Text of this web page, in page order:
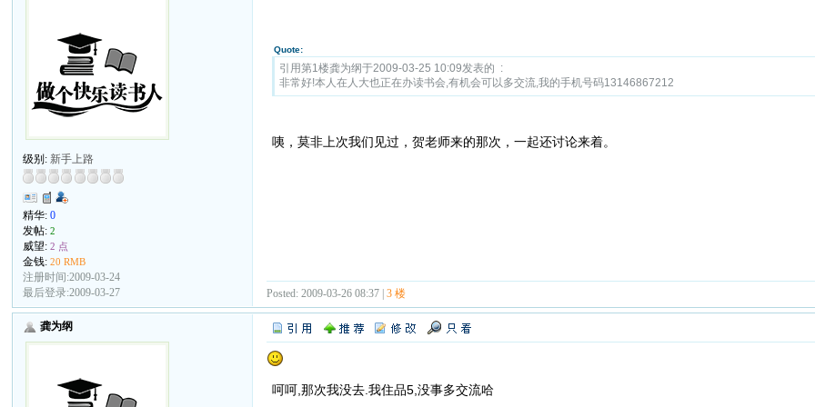
级别: 新手上路
精华:0
发帖:2
威望:2 点
金钱:20 RMB
注册时间:2009-03-24
最后登录:2009-03-27
Quote:
引用第1楼龚为纲于2009-03-25 10:09发表的 :
非常好!本人在人大也正在办读书会,有机会可以多交流,我的手机号码13146867212
咦，莫非上次我们见过，贺老师来的那次，一起还讨论来着。
Posted: 2009-03-26 08:37 |3 楼
龚为纲
呵呵,那次我没去.我住品5,没事多交流哈